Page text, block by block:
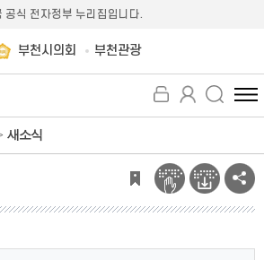
공식 전자정부 누리집입니다.
부천시의회 부천관광
전
체
뉴
보
기
새소식